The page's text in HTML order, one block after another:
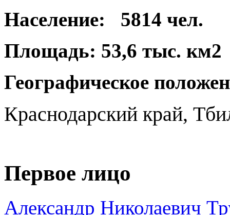
Население:
5814 чел.
Площадь: 53,6 тыс. км2
Географическое
Краснодарский край,
Первое лицо
Александр Николаевич